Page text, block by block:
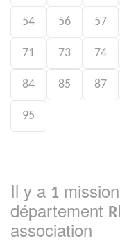
54 56 57
71 73 74
84 85 87
95
Il y a 1
département
association